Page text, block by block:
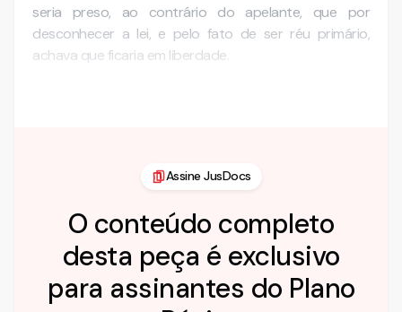
seria preso, ao contrário do apelante, que por
desconhecer a lei, e pelo fato de ser réu primário,
achava que ficaria em liberdade.
Assine JusDocs
O conteúdo completo
desta peça é exclusivo
para assinantes do Plano